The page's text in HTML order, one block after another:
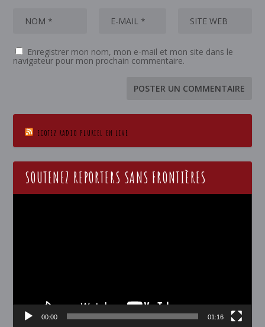
Enregistrer mon nom, mon e-mail et mon site dans le
navigateur pour mon prochain commentaire.
ECOTEZ RADIO PLURIEL EN LIVE
SOUTENEZ REPORTERS SANS FRONTIÈRES
00:00 01:16